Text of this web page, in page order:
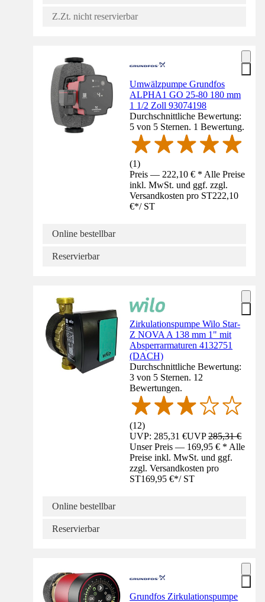
Z.Zt. nicht reservierbar
Umwälzpumpe Grundfos
ALPHA1 GO 25-80 180 mm
1 1/2 Zoll 93074198
Durchschnittliche Bewertung:
5 von 5 Sternen. 1 Bewertung.
(1)
Preis — 222,10 € * Alle Preise
inkl. MwSt. und ggf. zzgl.
Versandkosten pro ST222,10
€*/ ST
Online bestellbar
Reservierbar
Zirkulationspumpe Wilo Star-
Z NOVA A 138 mm 1" mit
Absperrarmaturen 4132751
(DACH)
Durchschnittliche Bewertung:
3 von 5 Sternen. 12
Bewertungen.
(12)
UVP: 285,31 €UVP285,31 €
Unser Preis — 169,95 € * Alle
Preise inkl. MwSt. und ggf.
zzgl. Versandkosten pro
ST169,95 €*/ ST
Online bestellbar
Reservierbar
Grundfos Zirkulationspumpe